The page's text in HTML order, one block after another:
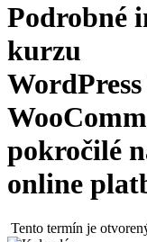
Podrobné
kurzu
pokročilé
online
Tento termín je